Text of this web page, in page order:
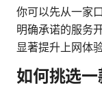
你可以先从一家
明确承诺的服务
显著提升上网体验
如何挑选